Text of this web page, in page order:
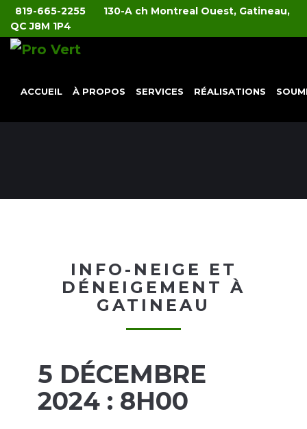
819-665-2255
130-A ch Montreal Ouest, Gatineau,
QC J8M 1P4
ACCUEIL À PROPOS SERVICES RÉALISATIONS
INFO-NEIGE ET
DÉNEIGEMENT À
GATINEAU
5 DÉCEMBRE
2024 : 8H00